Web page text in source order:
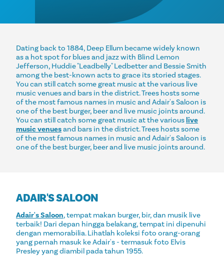
Dating back to 1884, Deep Ellum became widely known
as a hot spot for blues and jazz with Blind Lemon
Jefferson, Huddie "Leadbelly" Ledbetter and Bessie Smith
among the best-known acts to grace its storied stages.
You can still catch some great music at the various live
music venues and bars in the district. Trees hosts some
of the most famous names in music and Adair's Saloon is
one of the best burger, beer and live music joints around.
You can still catch some great music at the variouslive
music venuesand bars in the district. Trees hosts some
of the most famous names in music and Adair's Saloon is
one of the best burger, beer and live music joints around.
ADAIR'S SALOON
Adair's Saloon, tempat makan burger, bir, dan musik live
terbaik! Dari depan hingga belakang, tempat ini dipenuhi
dengan memorabilia. Lihatlah koleksi foto orang-orang
yang pernah masuk ke Adair's - termasuk foto Elvis
Presley yang diambil pada tahun 1955.